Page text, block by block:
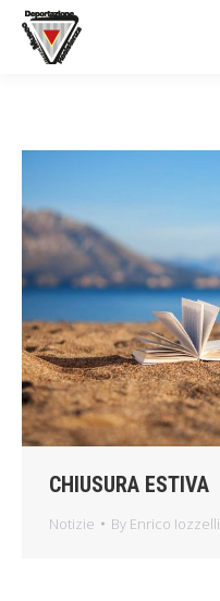
CHIUSURA ESTIVA
Notizie By Enrico Iozzelli